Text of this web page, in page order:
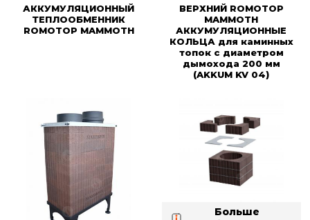
АККУМУЛЯЦИОННЫЙ
ТЕПЛООБМЕННИК
ROMOTOP MAMMOTH
ВЕРХНИЙ ROMOTOP
MAMMOTH
АККУМУЛЯЦИОННЫЕ
КОЛЬЦА для каминных
топок с диаметром
дымохода 200 мм
(AKKUM KV 04)
Больше